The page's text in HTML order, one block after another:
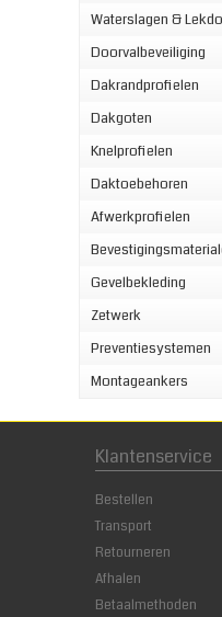
Waterslagen &
Doorvalbeveiliging
Dakrandprofielen
Dakgoten
Knelprofielen
Daktoebehoren
Afwerkprofielen
Gevelbekleding
Zetwerk
Preventiesystemen
Montageankers
Klantenservice
Bestellen
Transport
Retourneren
Afhalen
Betaalmethoden